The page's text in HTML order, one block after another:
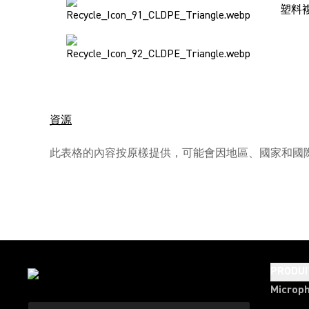
塑料
資源
此表格的內容按原樣提供，可能會因地區、國家和